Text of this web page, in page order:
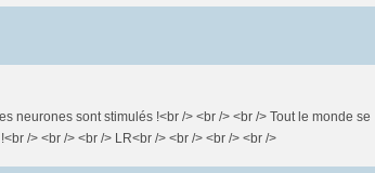
neurones sont stimulés !<br /> <br /> <br /> Tout le monde se
/> <br /> <br /> LR<br /> <br /> <br /> <br />